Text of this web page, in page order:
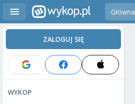
Główna
ZALOGUJ SIĘ
WYKOP